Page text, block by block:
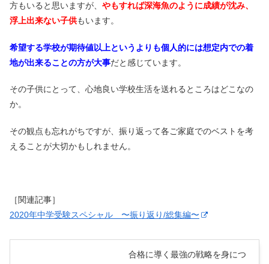
方もいると思いますが、 やもすれば深海魚のように成績が沈み、
浮上出来ない子供もいます。
希望する学校が期待値以上というよりも個人的には想定内での着
地が出来ることの方が大事だと感じています。
その子供にとって、心地良い学校生活を送れるところはどこなの
か。
その観点も忘れがちですが、振り返って各ご家庭でのベストを考
えることが大切かもしれません。
［関連記事］
2020年中学受験スペシャル 〜振り返り/総集編〜
合格に導く最強の戦略を身につ